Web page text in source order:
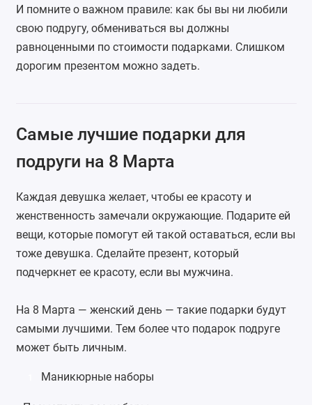
И помните о важном правиле: как бы вы ни любили
свою подругу, обмениваться вы должны
равноценными по стоимости подарками. Слишком
дорогим презентом можно задеть.
Самые лучшие подарки для
подруги на 8 Марта
Каждая девушка желает, чтобы ее красоту и
женственность замечали окружающие. Подарите ей
вещи, которые помогут ей такой оставаться, если вы
тоже девушка. Сделайте презент, который
подчеркнет ее красоту, если вы мужчина.
На 8 Марта — женский день — такие подарки будут
самыми лучшими. Тем более что подарок подруге
может быть личным.
Маникюрные наборы